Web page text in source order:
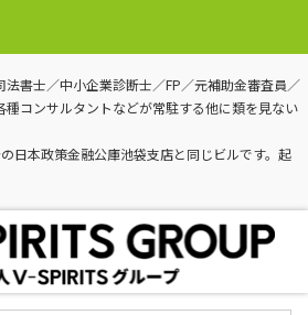
書士／中小企業診断士／FP／元補助金審査員／
コンサルタントなどが常駐する他に類を見ない
日本政策金融公庫池袋支店と同じビルです。起